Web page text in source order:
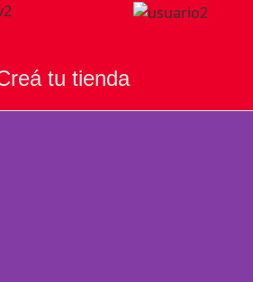
tu tienda